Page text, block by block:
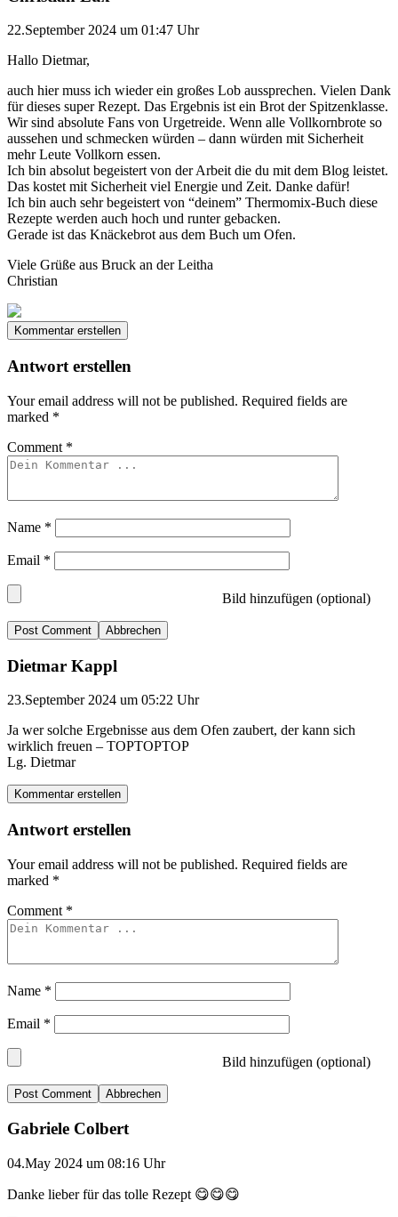
22.September 2024 um 01:47 Uhr
Hallo Dietmar,
auch hier muss ich wieder ein großes Lob aussprechen. Vielen Dank
für dieses super Rezept. Das Ergebnis ist ein Brot der Spitzenklasse.
Wir sind absolute Fans von Urgetreide. Wenn alle Vollkornbrote so
aussehen und schmecken würden – dann würden mit Sicherheit
mehr Leute Vollkorn essen.
Ich bin absolut begeistert von der Arbeit die du mit dem Blog leistet.
Das kostet mit Sicherheit viel Energie und Zeit. Danke dafür!
Ich bin auch sehr begeistert von “deinem” Thermomix-Buch diese
Rezepte werden auch hoch und runter gebacken.
Gerade ist das Knäckebrot aus dem Buch um Ofen.
Viele Grüße aus Bruck an der Leitha
Christian
Kommentar erstellen
Antwort erstellen
Your email address will not be published. Required fields are
marked *
Comment *
Name *
Email *
Bild hinzufügen (optional)
Abbrechen
Dietmar Kappl
23.September 2024 um 05:22 Uhr
Ja wer solche Ergebnisse aus dem Ofen zaubert, der kann sich
wirklich freuen – TOPTOPTOP
Lg. Dietmar
Kommentar erstellen
Antwort erstellen
Your email address will not be published. Required fields are
marked *
Comment *
Name *
Email *
Bild hinzufügen (optional)
Abbrechen
Gabriele Colbert
04.May 2024 um 08:16 Uhr
Danke lieber für das tolle Rezept 😋😋😋